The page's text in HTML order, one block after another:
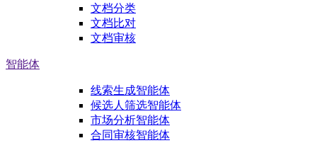
文档分类
文档比对
文档审核
智能体
线索生成智能体
候选人筛选智能体
市场分析智能体
合同审核智能体